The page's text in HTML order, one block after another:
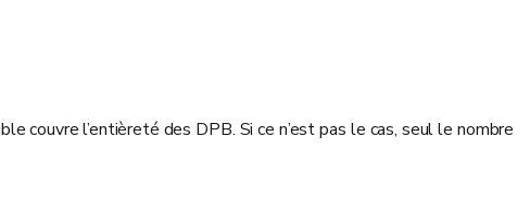
couvre l’entièreté des DPB. Si ce n’est pas le cas, seul le nombre